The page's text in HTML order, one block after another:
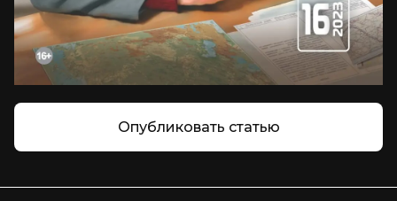
Опубликовать статью